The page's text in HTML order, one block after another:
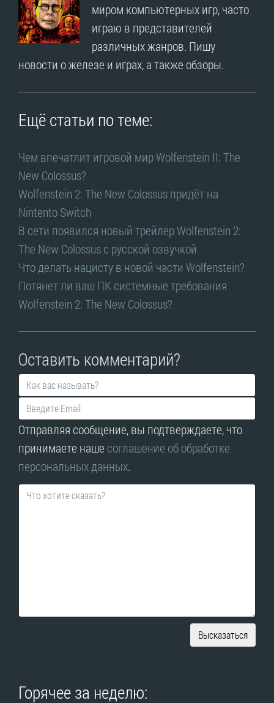
миром компьютерных игр, часто
играю в представителей
различных жанров. Пишу
новости о железе и играх, а также обзоры.
Ещё статьи по теме:
Чем впечатлит игровой мир Wolfenstein II: The
New Colossus?
Wolfenstein 2: The New Colossus придёт на
Nintento Switch
В сети появился новый трейлер Wolfenstein 2:
The New Colossus с русской озвучкой
Что делать нацисту в новой части Wolfenstein?
Потянет ли ваш ПК системные требования
Wolfenstein 2: The New Colossus?
Оставить комментарий?
Отправляя сообщение, вы подтверждаете, что
принимаете наше соглашение об обработке
персональных данных.
Высказаться
Горячее за неделю: